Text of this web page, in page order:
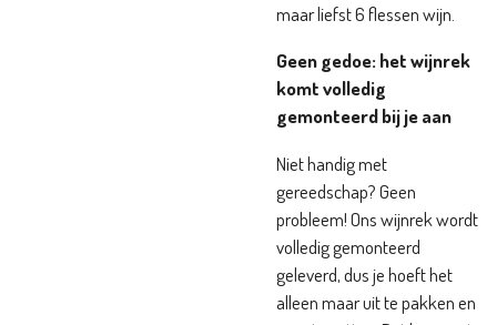
maar liefst 6 flessen wijn.
Geen gedoe: het wijnrek
komt volledig
gemonteerd bij je aan
Niet handig met
gereedschap? Geen
probleem! Ons wijnrek wordt
volledig gemonteerd
geleverd, dus je hoeft het
alleen maar uit te pakken en